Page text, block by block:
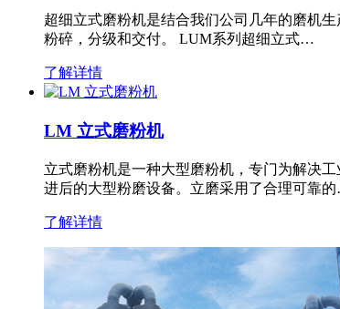
超细立式磨粉机是结合我们公司几年的磨机
粉碎，分级和交付。 LUM系列超细立式…
了解详情
LM 立式磨粉机
立式磨粉机是一种大型磨粉机，专门为解决
进后的大型粉磨设备。立磨采用了合理可靠
了解详情